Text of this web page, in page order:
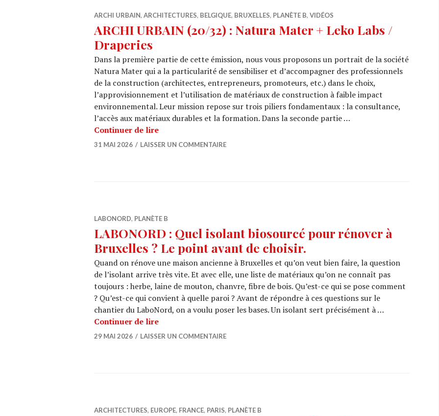
ARCHI URBAIN, ARCHITECTURES, BELGIQUE, BRUXELLES, PLANÈTE B, VIDÉOS
ARCHI URBAIN (20/32) : Natura Mater + Leko Labs /
Draperies
Dans la première partie de cette émission, nous vous proposons un portrait de la société
Natura Mater qui a la particularité de sensibiliser et d’accompagner des professionnels
de la construction (architectes, entrepreneurs, promoteurs, etc.) dans le choix,
l’approvisionnement et l’utilisation de matériaux de construction à faible impact
environnemental. Leur mission repose sur trois piliers fondamentaux : la consultance,
l’accès aux matériaux durables et la formation. Dans la seconde partie …
Continuer de lireARCHI URBAIN (20/32) : Natura Mater + Leko Labs / Draperies
31 MAI 2026 LAISSER UN COMMENTAIRE
LABONORD, PLANÈTE B
LABONORD : Quel isolant biosourcé pour rénover à
Bruxelles ? Le point avant de choisir.
Quand on rénove une maison ancienne à Bruxelles et qu’on veut bien faire, la question
de l’isolant arrive très vite. Et avec elle, une liste de matériaux qu’on ne connaît pas
toujours : herbe, laine de mouton, chanvre, fibre de bois. Qu’est-ce qui se pose comment
? Qu’est-ce qui convient à quelle paroi ? Avant de répondre à ces questions sur le
chantier du LaboNord, on a voulu poser les bases. Un isolant sert précisément à …
Continuer de lireLABONORD : Quel isolant biosourcé pour rénover à Bruxelles ? Le point
29 MAI 2026 LAISSER UN COMMENTAIRE
ARCHITECTURES, EUROPE, FRANCE, PARIS, PLANÈTE B